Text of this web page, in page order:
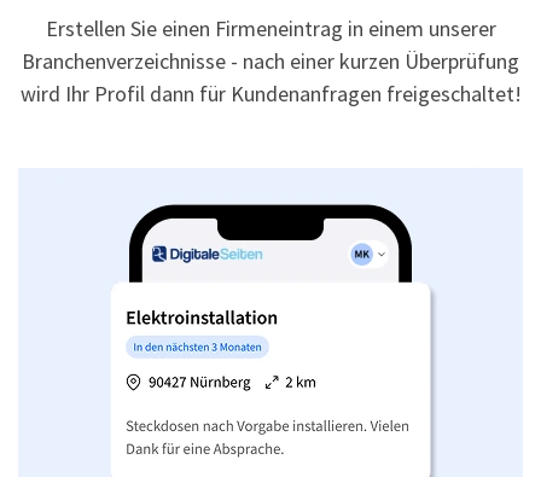
Erstellen Sie einen Firmeneintrag in einem unserer
Branchenverzeichnisse - nach einer kurzen Überprüfung
wird Ihr Profil dann für Kundenanfragen freigeschaltet!